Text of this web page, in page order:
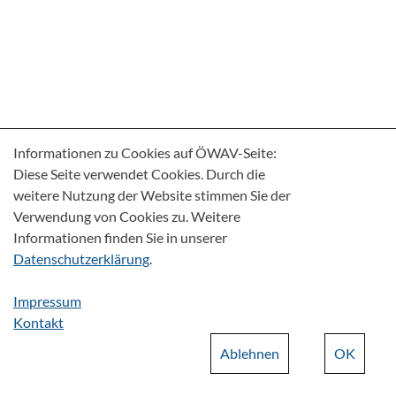
Informationen zu Cookies auf ÖWAV-Seite:
Diese Seite verwendet Cookies. Durch die
weitere Nutzung der Website stimmen Sie der
Verwendung von Cookies zu. Weitere
Informationen finden Sie in unserer
Datenschutzerklärung.
Impressum
Kontakt
OK
Ablehnen